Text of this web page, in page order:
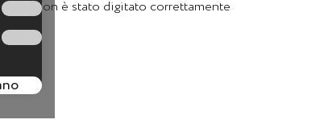
pagina non è stato digitato correttamente